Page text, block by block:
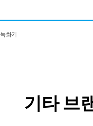
녹화기
기타 브